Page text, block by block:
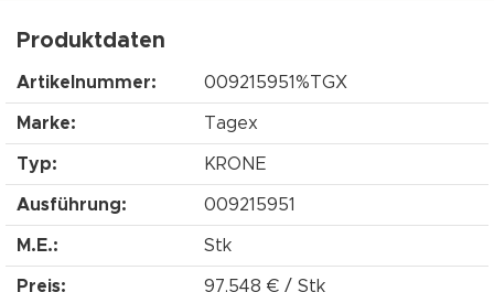
Produktdaten
Artikelnummer: 009215951%TGX
Marke: Tagex
Typ: KRONE
Ausführung: 009215951
M.E.: Stk
Preis: 97,548 € / Stk